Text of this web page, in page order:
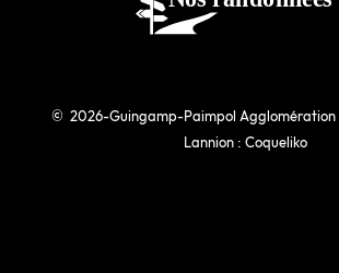
© 2026-Guingamp-Paimpol
Lannion : Coqueliko